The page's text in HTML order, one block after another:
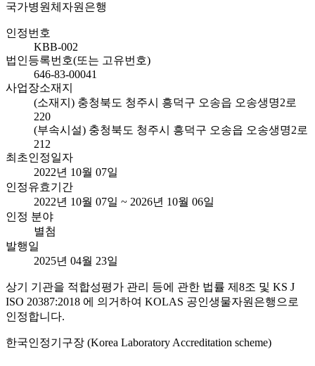
국가병원체자원은행
인정번호
KBB-002
법인등록번호(또는 고유번호)
646-83-00041
사업장소재지
(소재지) 충청북도 청주시 흥덕구 오송읍 오송생명2로
220
(부속시설) 충청북도 청주시 흥덕구 오송읍 오송생명2로
212
최초인정일자
2022년 10월 07일
인정유효기간
2022년 10월 07일 ~ 2026년 10월 06일
인정 분야
별첨
발행일
2025년 04월 23일
상기 기관을 적합성평가 관리 등에 관한 법률 제8조 및 KS J
ISO 20387:2018 에 의거하여 KOLAS 공인생물자원은행으로
인정합니다.
한국인정기구장 (Korea Laboratory Accreditation scheme)